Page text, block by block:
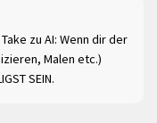
zu AI: Wenn dir der
Malen etc.)
SEIN.